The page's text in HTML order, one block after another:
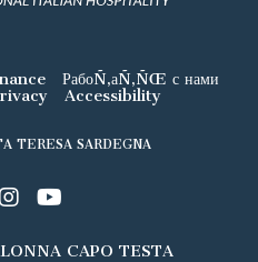
РабоÑ‚аÑ‚ÑŒ с нами
Accessibility
TERESA SARDEGNA
CAPO TESTA